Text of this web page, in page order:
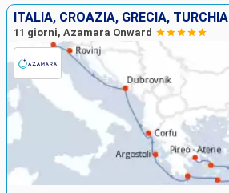
ITALIA, CROAZIA, GRECIA, TURCHIA
11 giorni, Azamara Onward